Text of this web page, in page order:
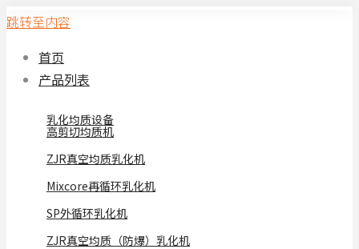
跳转至内容
首页
产品列表
乳化均质设备
高剪切均质机
ZJR真空均质乳化机
Mixcore再循环乳化机
SP外循环乳化机
ZJR真空均质（防爆）乳化机